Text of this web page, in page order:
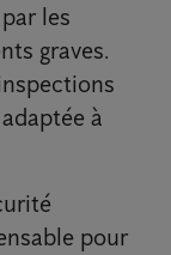
les
graves.
à
pour